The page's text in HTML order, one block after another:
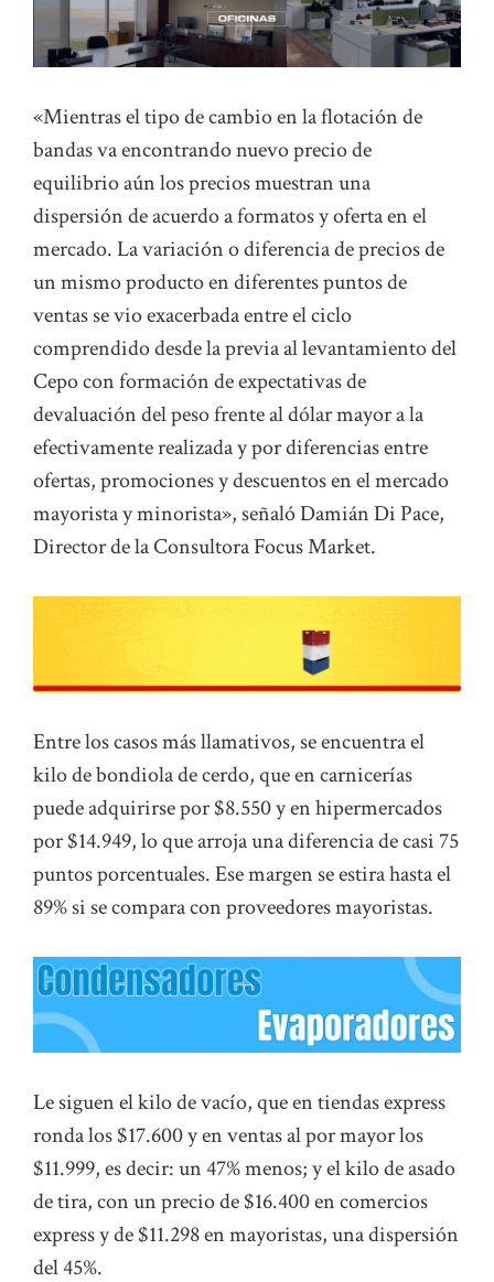
«Mientras el tipo de cambio en la flotación de
bandas va encontrando nuevo precio de
equilibrio aún los precios muestran una
dispersión de acuerdo a formatos y oferta en el
mercado. La variación o diferencia de precios de
un mismo producto en diferentes puntos de
ventas se vio exacerbada entre el ciclo
comprendido desde la previa al levantamiento del
Cepo con formación de expectativas de
devaluación del peso frente al dólar mayor a la
efectivamente realizada y por diferencias entre
ofertas, promociones y descuentos en el mercado
mayorista y minorista», señaló Damián Di Pace,
Director de la Consultora Focus Market.
Entre los casos más llamativos, se encuentra el
kilo de bondiola de cerdo, que en carnicerías
puede adquirirse por $8.550 y en hipermercados
por $14.949, lo que arroja una diferencia de casi 75
puntos porcentuales. Ese margen se estira hasta el
89% si se compara con proveedores mayoristas.
Le siguen el kilo de vacío, que en tiendas express
ronda los $17.600 y en ventas al por mayor los
$11.999, es decir: un 47% menos; y el kilo de asado
de tira, con un precio de $16.400 en comercios
express y de $11.298 en mayoristas, una dispersión
del 45%.